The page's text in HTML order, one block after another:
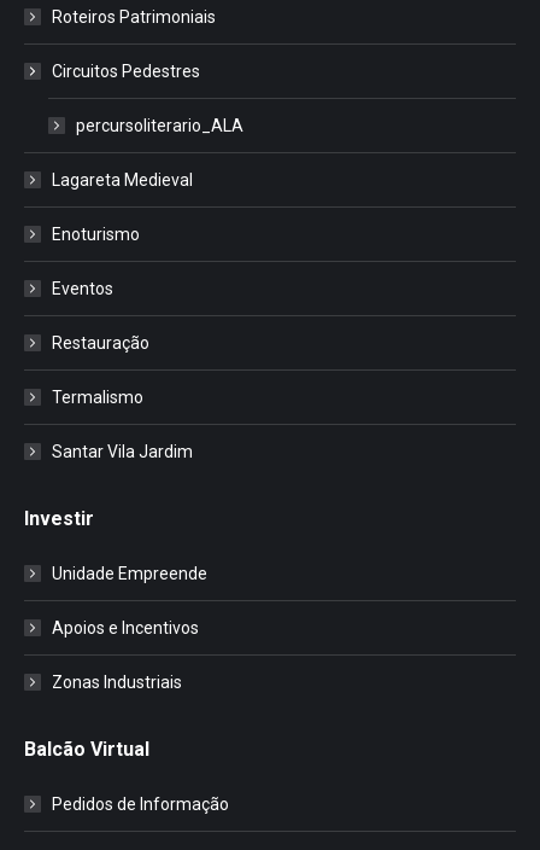
Roteiros Patrimoniais
Circuitos Pedestres
percursoliterario_ALA
Lagareta Medieval
Enoturismo
Eventos
Restauração
Termalismo
Santar Vila Jardim
Investir
Unidade Empreende
Apoios e Incentivos
Zonas Industriais
Balcão Virtual
Pedidos de Informação